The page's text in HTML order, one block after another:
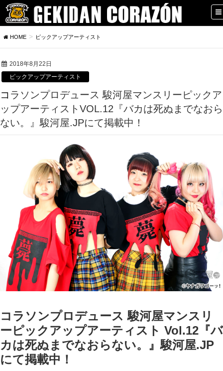
HOME ピックアップアーティスト
2018年8月22日
ピックアップアーティスト
コラソンプロデュース 駿河屋マンスリーピックア
ップアーティストVOL.12『バカは死ぬまでなおら
ない。』駿河屋.JPにて掲載中！
コラソンプロデュース 駿河屋マンスリ
ーピックアップアーティスト Vol.12『バ
カは死ぬまでなおらない。』駿河屋.JP
にて掲載中！